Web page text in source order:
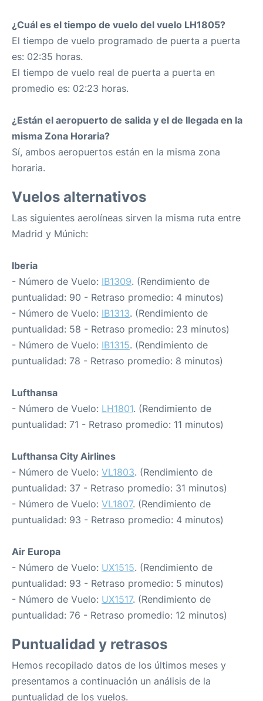
¿Cuál es el tiempo de vuelo del vuelo LH1805?
El tiempo de vuelo programado de puerta a puerta
es: 02:35 horas.
El tiempo de vuelo real de puerta a puerta en
promedio es: 02:23 horas.
¿Están el aeropuerto de salida y el de llegada en la
misma Zona Horaria?
Sí, ambos aeropuertos están en la misma zona
horaria.
Vuelos alternativos
Las siguientes aerolíneas sirven la misma ruta entre
Madrid y Múnich:
Iberia
- Número de Vuelo: IB1309. (Rendimiento de
puntualidad: 90 - Retraso promedio: 4 minutos)
- Número de Vuelo: IB1313. (Rendimiento de
puntualidad: 58 - Retraso promedio: 23 minutos)
- Número de Vuelo: IB1315. (Rendimiento de
puntualidad: 78 - Retraso promedio: 8 minutos)
Lufthansa
- Número de Vuelo: LH1801. (Rendimiento de
puntualidad: 71 - Retraso promedio: 11 minutos)
Lufthansa City Airlines
- Número de Vuelo: VL1803. (Rendimiento de
puntualidad: 37 - Retraso promedio: 31 minutos)
- Número de Vuelo: VL1807. (Rendimiento de
puntualidad: 93 - Retraso promedio: 4 minutos)
Air Europa
- Número de Vuelo: UX1515. (Rendimiento de
puntualidad: 93 - Retraso promedio: 5 minutos)
- Número de Vuelo: UX1517. (Rendimiento de
puntualidad: 76 - Retraso promedio: 12 minutos)
Puntualidad y retrasos
Hemos recopilado datos de los últimos meses y
presentamos a continuación un análisis de la
puntualidad de los vuelos.